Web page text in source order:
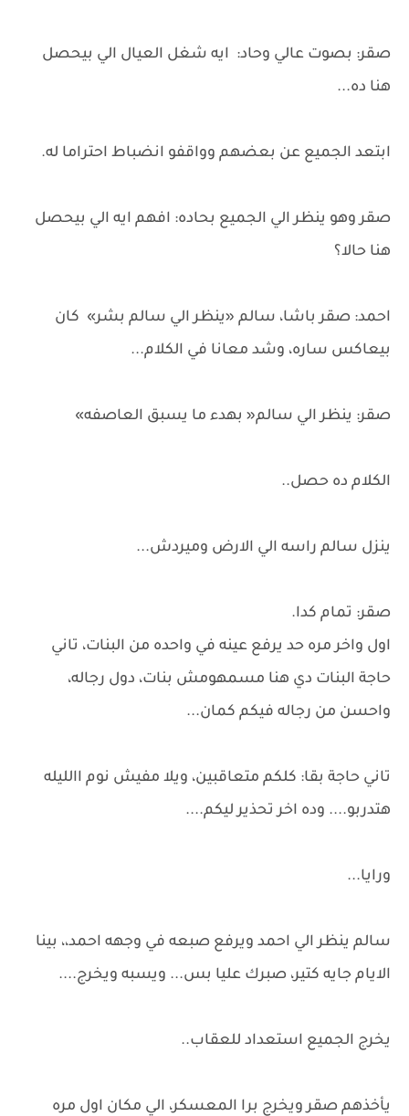
صقر: بصوت عالي وحاد: ايه شغل العيال الي بيحصل
هنا ده...
ابتعد الجميع عن بعضهم وواقفو انضباط احتراما له.
صقر وهو ينظر الي الجميع بحاده: افهم ايه الي بيحصل
هنا حالا؟
احمد: صقر باشا، سالم «ينظر الي سالم بشر» كان
بيعاكس ساره، وشد معانا في الكلام...
صقر: ينظر الي سالم« بهدء ما يسبق العاصفه»
الكلام ده حصل..
ينزل سالم راسه الي الارض وميردش...
صقر: تمام كدا.
اول واخر مره حد يرفع عينه في واحده من البنات، تاني
حاجة البنات دي هنا مسمهومش بنات، دول رجاله،
واحسن من رجاله فيكم كمان...
تاني حاجة بقا: كلكم متعاقبين، ويلا مفيش نوم االليله
هتدربو.... وده اخر تحذير ليكم....
ورايا...
سالم ينظر الي احمد ويرفع صبعه في وجهه احمد،، بينا
الايام جايه كتير، صبرك عليا بس... ويسبه ويخرج....
يخرج الجميع استعداد للعقاب..
يأخذهم صقر ويخرج برا المعسكر، الي مكان اول مره